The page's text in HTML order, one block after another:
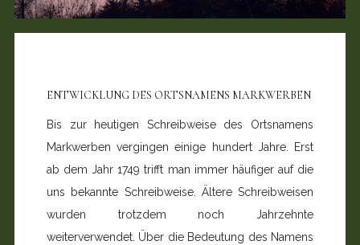
ENTWICKLUNG DES ORTSNAMENS MARKWERBEN
Bis zur heutigen Schreibweise des Ortsnamens
Markwerben vergingen einige hundert Jahre. Erst
ab dem Jahr 1749 trifft man immer häufiger auf die
uns bekannte Schreibweise. Ältere Schreibweisen
wurden trotzdem noch Jahrzehnte
weiterverwendet. Über die Bedeutung des Namens